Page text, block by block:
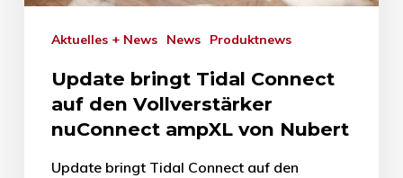
Aktuelles + News News Produktnews
Update bringt Tidal Connect
auf den Vollverstärker
nuConnect ampXL von Nubert
Update bringt Tidal Connect auf den